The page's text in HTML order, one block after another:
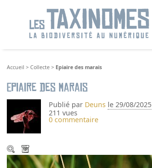
Accueil >Collecte > Epiaire des marais
Epiaire des marais
Publié par Deuns le 29/08/2025
211 vues
0 commentaire